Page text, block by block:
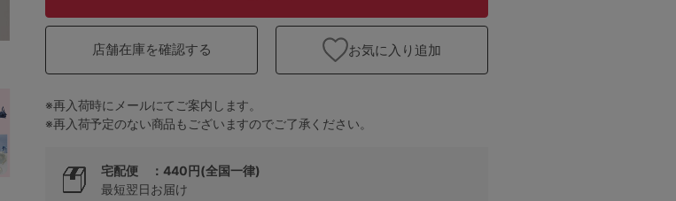
店舗在庫を確認する お気に入り追加
※再入荷時にメールにてご案内します。
※再入荷予定のない商品もございますのでご了承ください。
宅配便 ：440円(全国一律)
最短翌日お届け